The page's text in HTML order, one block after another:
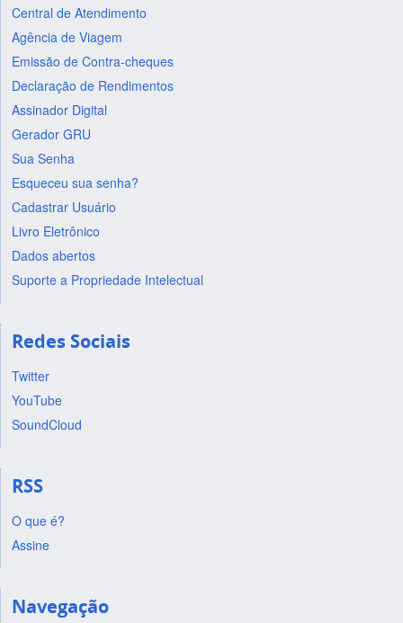
Central de Atendimento
Agência de Viagem
Emissão de Contra-cheques
Declaração de Rendimentos
Assinador Digital
Gerador GRU
Sua Senha
Esqueceu sua senha?
Cadastrar Usuário
Livro Eletrônico
Dados abertos
Suporte a Propriedade Intelectual
Redes Sociais
Twitter
YouTube
SoundCloud
RSS
O que é?
Assine
Navegação